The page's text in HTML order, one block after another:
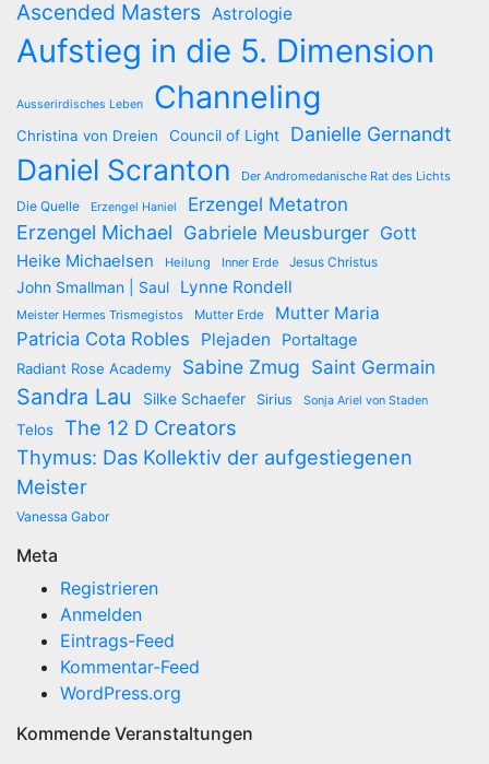
Ascended Masters Astrologie
Aufstieg in die 5. Dimension
Ausserirdisches Leben Channeling
Christina von Dreien Council of Light Danielle Gernandt
Daniel Scranton Der Andromedanische Rat des Lichts
Die Quelle Erzengel Haniel Erzengel Metatron
Erzengel Michael Gabriele Meusburger Gott
Heike Michaelsen Heilung Inner Erde Jesus Christus
John Smallman | Saul Lynne Rondell
Meister Hermes Trismegistos Mutter Erde Mutter Maria
Patricia Cota Robles Plejaden Portaltage
Radiant Rose Academy Sabine Zmug Saint Germain
Sandra Lau Silke Schaefer Sirius Sonja Ariel von Staden
Telos
The 12 D Creators
Thymus: Das Kollektiv der aufgestiegenen
Meister
Vanessa Gabor
Meta
Registrieren
Anmelden
Eintrags-Feed
Kommentar-Feed
WordPress.org
Kommende Veranstaltungen